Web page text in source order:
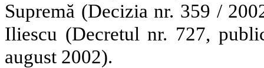
Supremă (Decizia nr. 359 /
Iliescu (Decretul nr. 727,
august 2002).